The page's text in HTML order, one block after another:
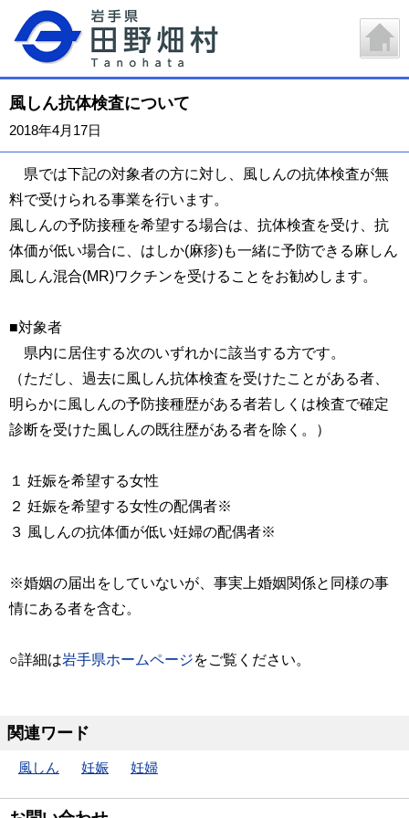
風しん抗体検査について
2018年4月17日
県では下記の対象者の方に対し、風しんの抗体検査が無
料で受けられる事業を行います。
風しんの予防接種を希望する場合は、抗体検査を受け、抗
体価が低い場合に、はしか(麻疹)も一緒に予防できる麻しん
風しん混合(MR)ワクチンを受けることをお勧めします。
■対象者
県内に居住する次のいずれかに該当する方です。
（ただし、過去に風しん抗体検査を受けたことがある者、
明らかに風しんの予防接種歴がある者若しくは検査で確定
診断を受けた風しんの既往歴がある者を除く。）
１ 妊娠を希望する女性
２ 妊娠を希望する女性の配偶者※
３ 風しんの抗体価が低い妊婦の配偶者※
※婚姻の届出をしていないが、事実上婚姻関係と同様の事
情にある者を含む。
○詳細は岩手県ホームページをご覧ください。
関連ワード
風しん 妊娠 妊婦